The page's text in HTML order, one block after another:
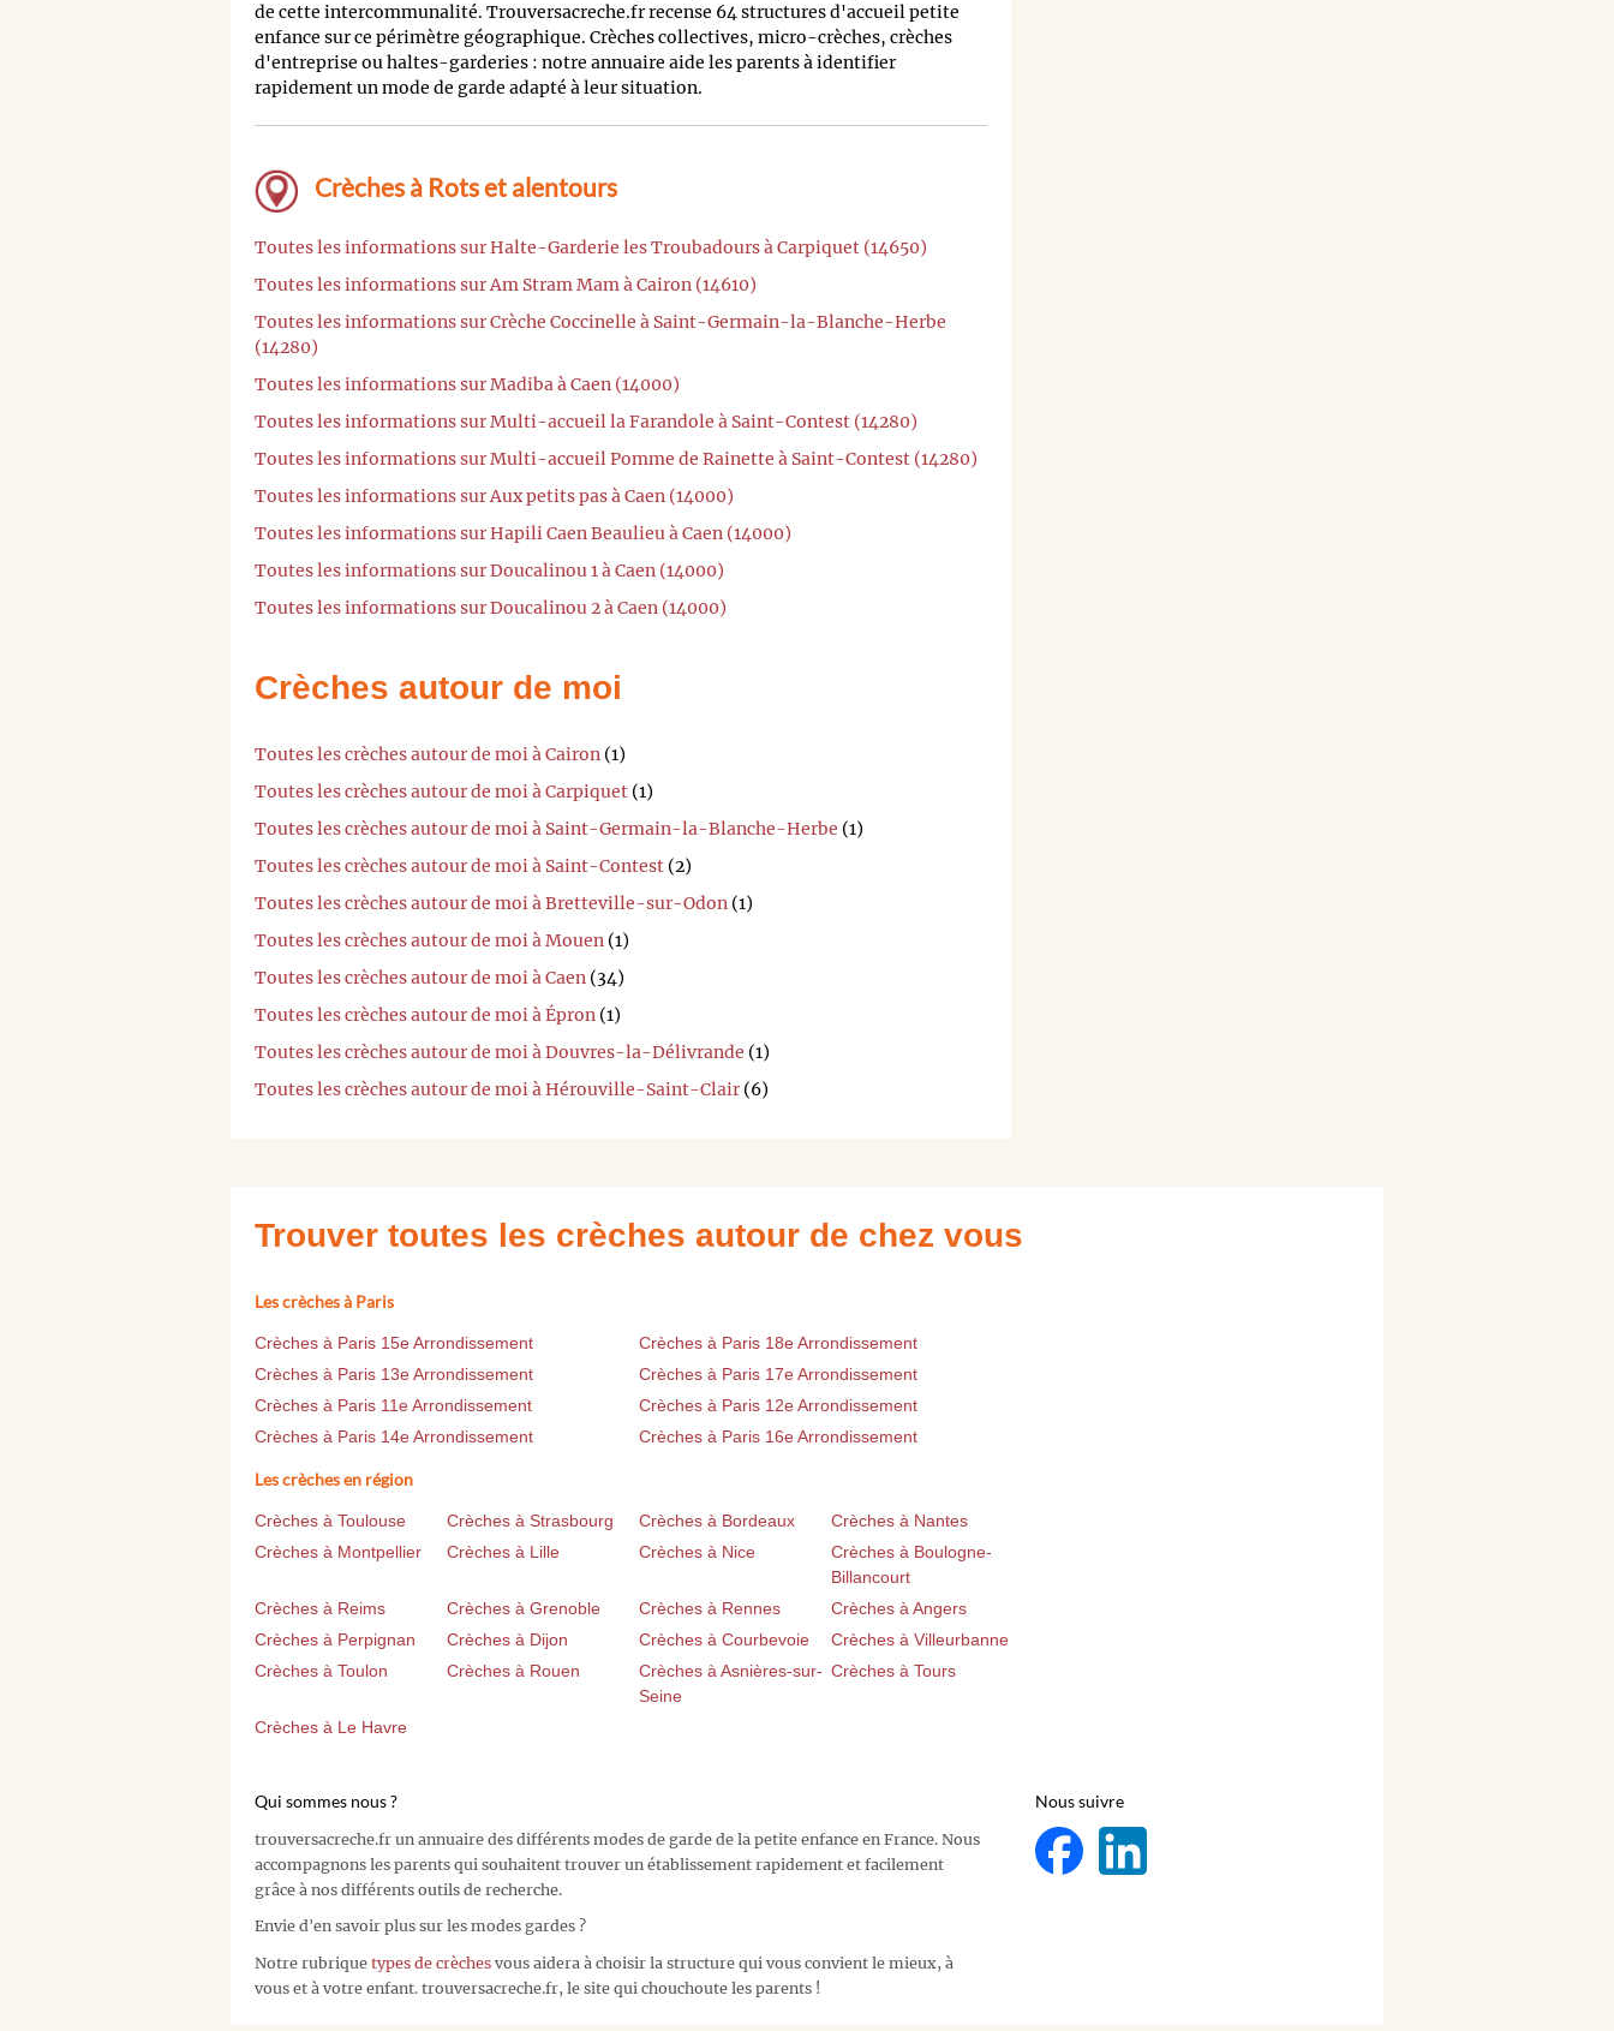
de cette intercommunalité. Trouversacreche.fr recense 64 structures d'accueil petite
enfance sur ce périmètre géographique. Crèches collectives, micro-crèches, crèches
d'entreprise ou haltes-garderies : notre annuaire aide les parents à identifier
rapidement un mode de garde adapté à leur situation.
Crèches à Rots et alentours
Toutes les informations sur Halte-Garderie les Troubadours à Carpiquet (14650)
Toutes les informations sur Am Stram Mam à Cairon (14610)
Toutes les informations sur Crèche Coccinelle à Saint-Germain-la-Blanche-Herbe
(14280)
Toutes les informations sur Madiba à Caen (14000)
Toutes les informations sur Multi-accueil la Farandole à Saint-Contest (14280)
Toutes les informations sur Multi-accueil Pomme de Rainette à Saint-Contest (14280)
Toutes les informations sur Aux petits pas à Caen (14000)
Toutes les informations sur Hapili Caen Beaulieu à Caen (14000)
Toutes les informations sur Doucalinou 1 à Caen (14000)
Toutes les informations sur Doucalinou 2 à Caen (14000)
Crèches autour de moi
Toutes les crèches autour de moi à Cairon (1)
Toutes les crèches autour de moi à Carpiquet (1)
Toutes les crèches autour de moi à Saint-Germain-la-Blanche-Herbe (1)
Toutes les crèches autour de moi à Saint-Contest (2)
Toutes les crèches autour de moi à Bretteville-sur-Odon (1)
Toutes les crèches autour de moi à Mouen (1)
Toutes les crèches autour de moi à Caen (34)
Toutes les crèches autour de moi à Épron (1)
Toutes les crèches autour de moi à Douvres-la-Délivrande (1)
Toutes les crèches autour de moi à Hérouville-Saint-Clair (6)
Trouver toutes les crèches autour de chez vous
Les crèches à Paris
Crèches à Paris 15e Arrondissement
Crèches à Paris 18e Arrondissement
Crèches à Paris 13e Arrondissement
Crèches à Paris 17e Arrondissement
Crèches à Paris 11e Arrondissement
Crèches à Paris 12e Arrondissement
Crèches à Paris 14e Arrondissement
Crèches à Paris 16e Arrondissement
Les crèches en région
Crèches à Toulouse Crèches à Strasbourg Crèches à Bordeaux
Crèches à Nantes
Crèches à Montpellier
Crèches à Lille Crèches à Nice
Crèches à Boulogne-
Billancourt
Crèches à Reims
Crèches à Grenoble Crèches à Rennes
Crèches à Angers
Crèches à Perpignan
Crèches à Dijon Crèches à Courbevoie
Crèches à Villeurbanne
Crèches à Toulon
Crèches à Rouen
Crèches à Asnières-sur-
Seine
Crèches à Tours
Crèches à Le Havre
Qui sommes nous ?
trouversacreche.fr un annuaire des différents modes de garde de la petite enfance en France. Nous
accompagnons les parents qui souhaitent trouver un établissement rapidement et facilement
grâce à nos différents outils de recherche.
Envie d'en savoir plus sur les modes gardes ?
Notre rubrique types de crèches vous aidera à choisir la structure qui vous convient le mieux, à
vous et à votre enfant. trouversacreche.fr, le site qui chouchoute les parents !
Nous suivre